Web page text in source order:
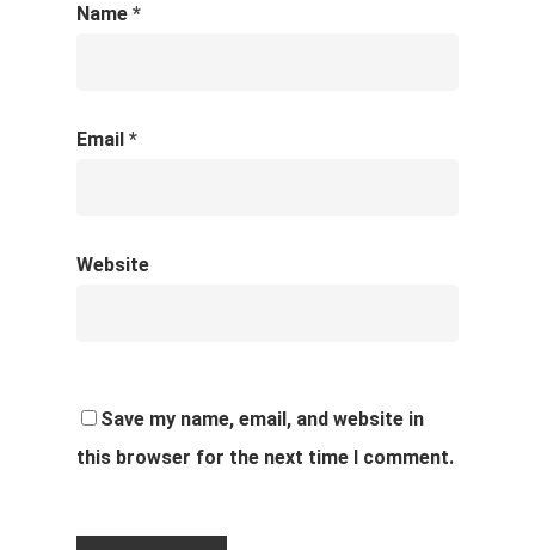
Name *
Email *
Website
Save my name, email, and website in
this browser for the next time I comment.